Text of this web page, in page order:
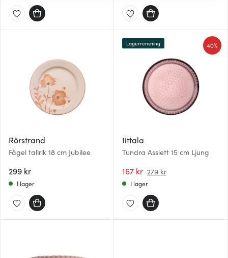
hemsidan ännu bättre. Du bestämmer själv vilka cookies
som du vill dela med dig av.
Rörstrand
Fågel tallrik 18 cm Jubilee
299 kr
I lager
Iittala
Tundra Assiett 15 cm Ljung
167 kr 279 kr
40%
Lagerrensning
I lager